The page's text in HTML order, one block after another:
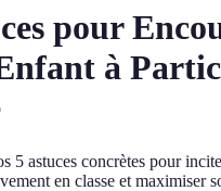
pour
à
5 astuces concrètes pour
en classe et maximiser